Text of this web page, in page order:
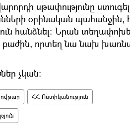
սթափությունը
օրինական պահանջին,
հանձնել։ Նրան
բաժին, որտեղ նա նախ
չկան:
ՀՀ Ոստիկանություն